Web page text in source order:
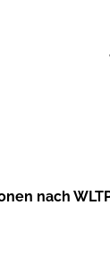
nach